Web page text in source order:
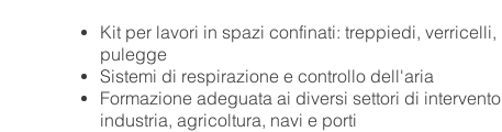
Kit per lavori in spazi confinati: treppiedi, verricelli,
pulegge
Sistemi di respirazione e controllo dell'aria
Formazione adeguata ai diversi settori di
industria, agricoltura, navi e porti